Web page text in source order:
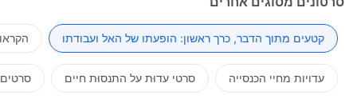
קטעים מתוך הדבר, כרך ראשון: הופעתו של האל ועבודתו
עדויות מחיי הכנסייה סרטי עדוּת על התנסוּת חיים